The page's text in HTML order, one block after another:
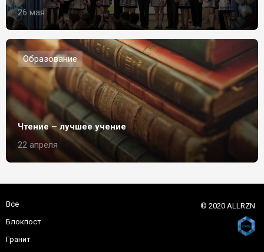
26 мая
Образование
Чтение – лучшее учение
22 апреля
Все
Блокпост
Гранит
© 2020 ALLRZN